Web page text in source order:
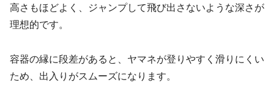
高さもほどよく、ジャンプして飛び出さないような深さが
理想的です。
容器の縁に段差があると、ヤマネが登りやすく滑りにくい
ため、出入りがスムーズになります。